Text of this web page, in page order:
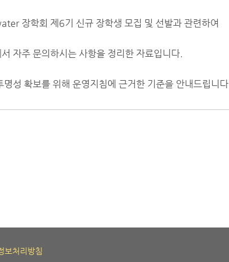
장학회 제6기 신규 장학생 모집 및 선발과 관련하여
자주 문의하시는 사항을 정리한 자료입니다.
성 확보를 위해 운영지침에 근거한 기준을 안내드립니다.
보처리방침